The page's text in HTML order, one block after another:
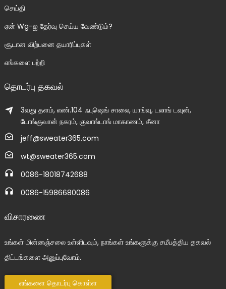
செய்தி
ஏன் Wg-ஐ தேர்வு செய்ய வேண்டும்?
சூடான விற்பனை தயாரிப்புகள்
எங்களை பற்றி
தொடர்பு தகவல்
3வது தளம், எண்.104 ஃபுஷெங் சாலை, யாங்வு, டலாங் டவுன்,
டோங்குவான் நகரம், குவாங்டாங் மாகாணம், சீனா
jeff@sweater365.com
wt@sweater365.com
0086-18018742688
0086-15986680086
விசாரணை
உங்கள் மின்னஞ்சலை உள்ளிடவும், நாங்கள் உங்களுக்கு சமீபத்திய தகவல்
திட்டங்களை அனுப்புவோம்.
எங்களை தொடர்பு கொள்ள